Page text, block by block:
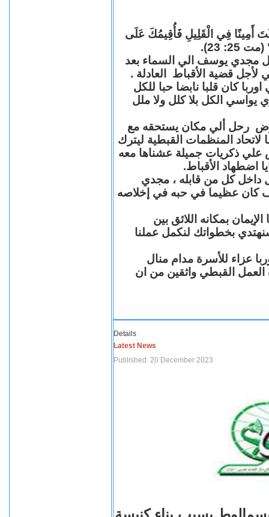
أَمِينًا فِي الْقَلِيلِ فَأُقِيمُكَ عَلَى
23).
مجدي يوسف الي السماء بعد
قضية الأقباط العادلة .
كان قلبا نابضا حبا للكل
يواسي الكل بلا كلل ولا ملل
رحل ألي مكان يستحقه مع
المنظمات القبطية ليترك
علي ذكريات جميلة عشناها معه
اضطهاد الأقباط.
داخل كل من قابله ، مجدي
عظيما في حبه في إخلاصه
بمكانه اللائق بين
بخطواتك لنكمل عملنا
عزاء للأسرة مدام منال
العمل القبطي واثقين من ان
Details
Latest News
Published: 20 December 2023